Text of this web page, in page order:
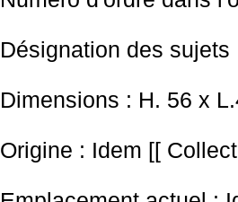
Désignation des
Dimensions : H. 56 x
Origine : Idem [[